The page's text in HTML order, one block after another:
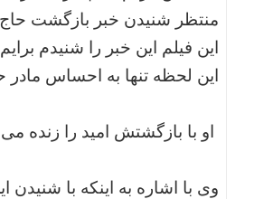
منتظر شنیدن خبر بازگشت
این فیلم این خبر را شنیدم
این لحظه تنها به احساس
او با بازگشتش امید را زنده
وی با اشاره به اینکه با